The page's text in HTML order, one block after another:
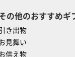
の他のおすすめギ
き出物
見舞い
供え物